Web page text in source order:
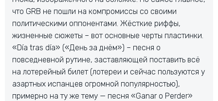
что GRB не пошли на компромиссы со своими
политическими оппонентами. Жёсткие риффы,
жизненные сюжеты – вот основные черты пластинки.
«Día tras día» («День за днём») – песня о
повседневной рутине, заставляющей поставить всё
на лотерейный билет (лотереи и сейчас пользуются у
азартных испанцев огромной популярностью),
примерно на ту же тему — песня «Ganar о Perder»